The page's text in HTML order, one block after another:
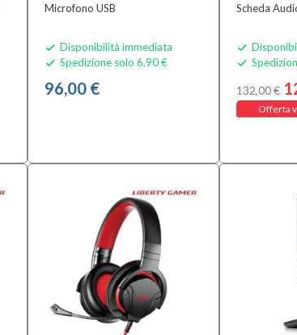
Microfono USB
 Disponibilità immediata
 Spedizione solo 6,90 €
96,00 €
Scheda


132,00 €
Offerta